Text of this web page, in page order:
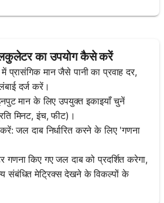
का उपयोग कैसे करें
मान जैसे पानी का प्रवाह दर,
दर्ज करें।
मान के लिए उपयुक्त इकाइयाँ चुनें
मिनट, इंच, फीट)।
जल दाब निर्धारित करने के लिए 'गणना
किए गए जल दाब को प्रदर्शित करेगा,
संबंधित मेट्रिक्स देखने के विकल्पों के